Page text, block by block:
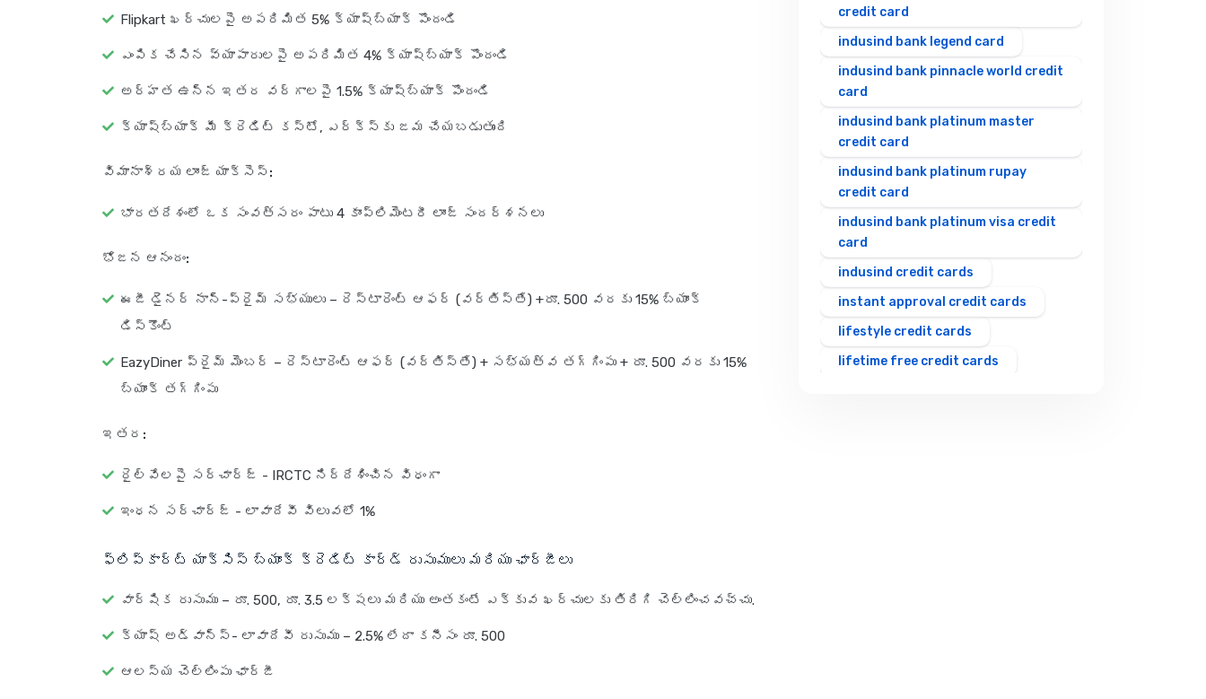
Flipkart ఖర్చులపై అపరిమిత 5% క్యాష్‌బ్యాక్ పొందండి
ఎంపిక చేసిన వ్యాపారులపై అపరిమిత 4% క్యాష్‌బ్యాక్ పొందండి
అర్హత ఉన్న ఇతర వర్గాలపై 1.5% క్యాష్‌బ్యాక్ పొందండి
క్యాష్‌బ్యాక్ మీ క్రెడిట్ కస్టో, ఎర్క్స్‌కు జమ చేయబడుతుంది
విమానాశ్రయ లాంజ్ యాక్సెస్:
భారతదేశంలో ఒక సంవత్సరం పాటు 4 కాంప్లిమెంటరీ లాంజ్ సందర్శనలు
భోజన ఆనందం:
ఈజీ డైనర్ నాన్-ప్రైమ్ సభ్యులు – రెస్టారెంట్ ఆఫర్ (వర్తిస్తే) +రూ. 500 వరకు 15% బ్యాంక్
డిస్కౌంట్
EazyDiner ప్రైమ్ మెంబర్ – రెస్టారెంట్ ఆఫర్ (వర్తిస్తే) + సభ్యత్వ తగ్గింపు + రూ. 500 వరకు 15%
బ్యాంక్ తగ్గింపు
ఇతర:
రైల్వేలపై సర్‌చార్జ్ - IRCTC నిర్దేశించిన విధంగా
ఇంధన సర్‌చార్జ్ - లావాదేవీ విలువలో 1%
ఫ్లిప్‌కార్ట్ యాక్సిస్ బ్యాంక్ క్రెడిట్ కార్డ్ రుసుములు మరియు ఛార్జీలు
వార్షిక రుసుము – రూ. 500, రూ. 3.5 లక్షలు మరియు అంతకంటే ఎక్కువ ఖర్చులకు తిరిగి చెల్లించవచ్చు.
క్యాష్ అడ్వాన్స్- లావాదేవీ రుసుము – 2.5% లేదా కనీసం రూ. 500
ఆలస్య చెల్లింపు ఛార్జీ
credit card
indusind bank legend card
indusind bank pinnacle world credit
card
indusind bank platinum master
credit card
indusind bank platinum rupay
credit card
indusind bank platinum visa credit
card
indusind credit cards
instant approval credit cards
lifestyle credit cards
lifetime free credit cards